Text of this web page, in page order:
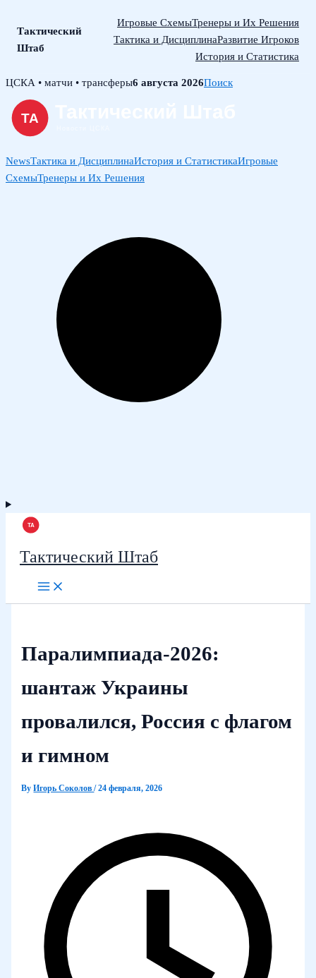
Тактический
Штаб
Игровые СхемыТренеры и Их Решения
Тактика и ДисциплинаРазвитие Игроков
История и Статистика
Skip
content
ЦСКА • матчи • трансферы6 августа 2026Поиск
NewsТактика и ДисциплинаИстория и СтатистикаИгровые
СхемыТренеры и Их Решения
Тактический Штаб
Паралимпиада‑2026:
шантаж Украины
провалился, Россия с флагом
и гимном
ByИгорь Соколов/24 февраля, 2026